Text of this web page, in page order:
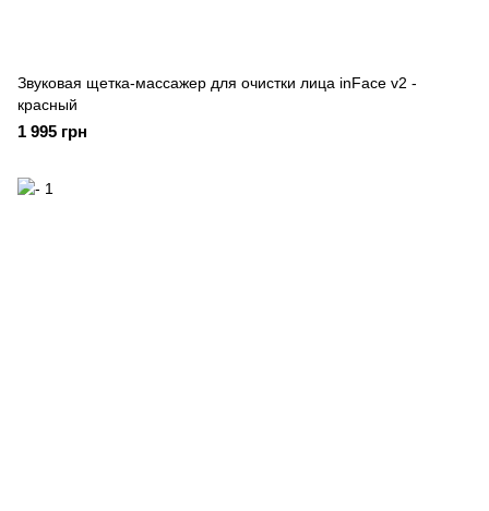
Звуковая щетка-массажер для очистки лица inFace v2 -
красный
1 995 грн